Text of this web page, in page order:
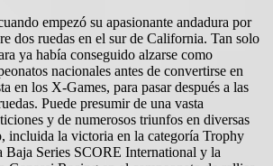
empezó su apasionante andadura por
dos ruedas en el sur de California. Tan solo
ya había conseguido alzarse como
nacionales antes de convertirse en
en los X-Games, para pasar después a las
Puede presumir de una vasta
y de numerosos triunfos en diversas
incluida la victoria en la categoría Trophy
Baja Series SCORE International y la